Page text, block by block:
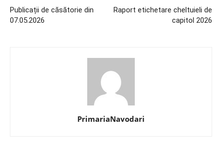
Publicații de căsătorie din
07.05.2026
Raport etichetare cheltuieli de
capitol 2026
PrimariaNavodari